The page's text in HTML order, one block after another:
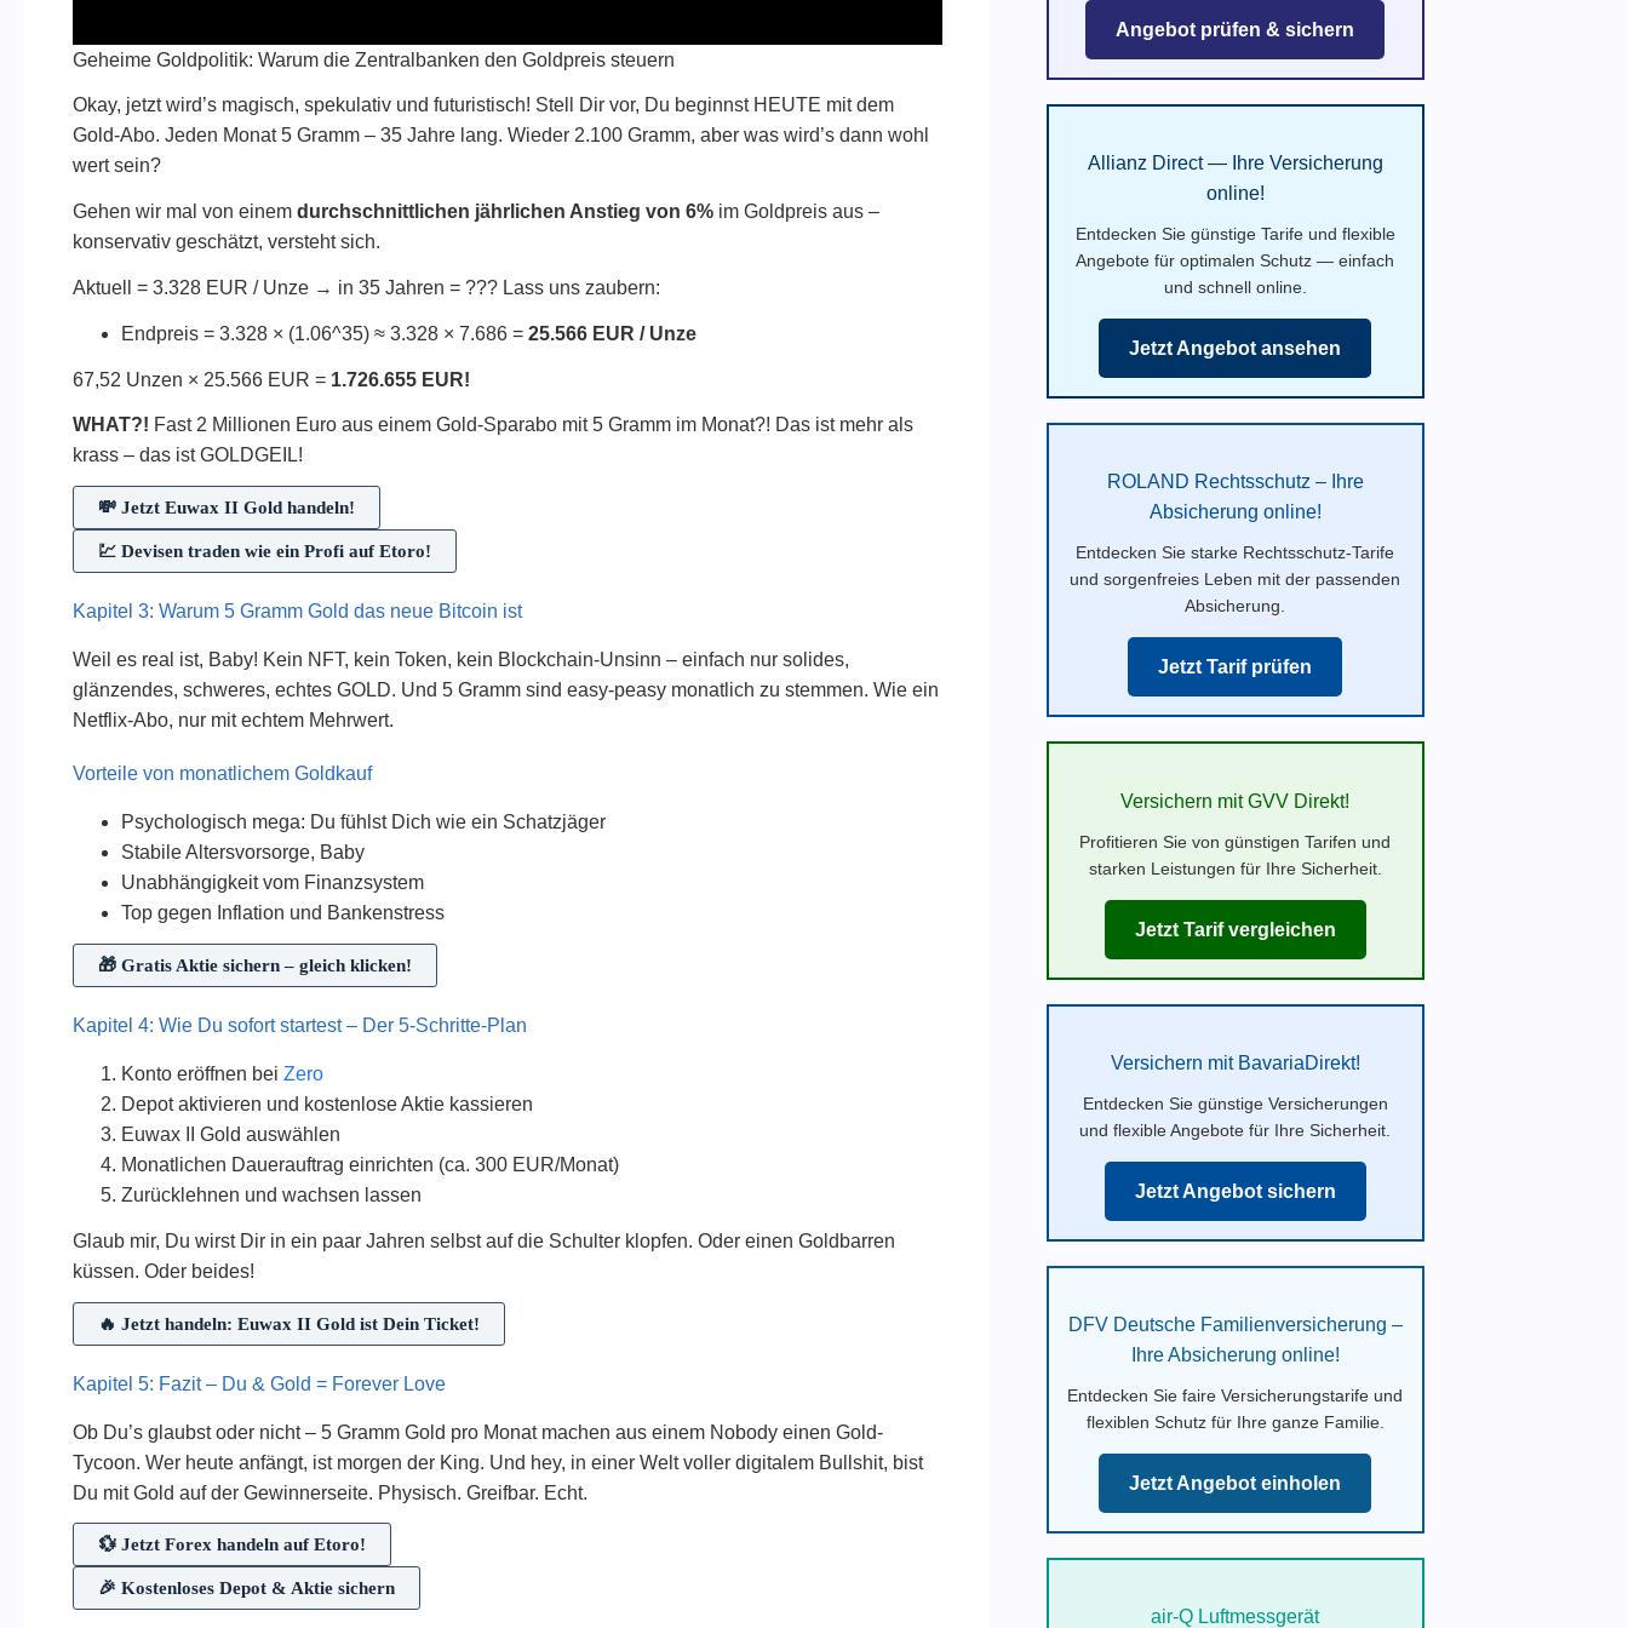
Geheime Goldpolitik: Warum die Zentralbanken den Goldpreis steuern
Okay, jetzt wird’s magisch, spekulativ und futuristisch! Stell Dir vor, Du beginnst HEUTE mit dem
Gold-Abo. Jeden Monat 5 Gramm – 35 Jahre lang. Wieder 2.100 Gramm, aber was wird’s dann wohl
wert sein?
Gehen wir mal von einem durchschnittlichen jährlichen Anstieg von 6% im Goldpreis aus –
konservativ geschätzt, versteht sich.
Aktuell = 3.328 EUR / Unze → in 35 Jahren = ??? Lass uns zaubern:
Endpreis = 3.328 × (1.06^35) ≈ 3.328 × 7.686 = 25.566 EUR / Unze
67,52 Unzen × 25.566 EUR = 1.726.655 EUR!
WHAT?! Fast 2 Millionen Euro aus einem Gold-Sparabo mit 5 Gramm im Monat?! Das ist mehr als
krass – das ist GOLDGEIL!
💸 Jetzt Euwax II Gold handeln!
💹 Devisen traden wie ein Profi auf Etoro!
Kapitel 3: Warum 5 Gramm Gold das neue Bitcoin ist
Weil es real ist, Baby! Kein NFT, kein Token, kein Blockchain-Unsinn – einfach nur solides,
glänzendes, schweres, echtes GOLD. Und 5 Gramm sind easy-peasy monatlich zu stemmen. Wie ein
Netflix-Abo, nur mit echtem Mehrwert.
Vorteile von monatlichem Goldkauf
Psychologisch mega: Du fühlst Dich wie ein Schatzjäger
Stabile Altersvorsorge, Baby
Unabhängigkeit vom Finanzsystem
Top gegen Inflation und Bankenstress
🎁 Gratis Aktie sichern – gleich klicken!
Kapitel 4: Wie Du sofort startest – Der 5-Schritte-Plan
Konto eröffnen bei Zero
Depot aktivieren und kostenlose Aktie kassieren
Euwax II Gold auswählen
Monatlichen Dauerauftrag einrichten (ca. 300 EUR/Monat)
Zurücklehnen und wachsen lassen
Glaub mir, Du wirst Dir in ein paar Jahren selbst auf die Schulter klopfen. Oder einen Goldbarren
küssen. Oder beides!
🔥 Jetzt handeln: Euwax II Gold ist Dein Ticket!
Kapitel 5: Fazit – Du & Gold = Forever Love
Ob Du’s glaubst oder nicht – 5 Gramm Gold pro Monat machen aus einem Nobody einen Gold-
Tycoon. Wer heute anfängt, ist morgen der King. Und hey, in einer Welt voller digitalem Bullshit, bist
Du mit Gold auf der Gewinnerseite. Physisch. Greifbar. Echt.
💱 Jetzt Forex handeln auf Etoro!
🎉 Kostenloses Depot & Aktie sichern
Angebot prüfen & sichern
Allianz Direct — Ihre Versicherung
online!
Entdecken Sie günstige Tarife und flexible
Angebote für optimalen Schutz — einfach
und schnell online.
Jetzt Angebot ansehen
ROLAND Rechtsschutz – Ihre
Absicherung online!
Entdecken Sie starke Rechtsschutz-Tarife
und sorgenfreies Leben mit der passenden
Absicherung.
Jetzt Tarif prüfen
Versichern mit GVV Direkt!
Profitieren Sie von günstigen Tarifen und
starken Leistungen für Ihre Sicherheit.
Jetzt Tarif vergleichen
Versichern mit BavariaDirekt!
Entdecken Sie günstige Versicherungen
und flexible Angebote für Ihre Sicherheit.
Jetzt Angebot sichern
DFV Deutsche Familienversicherung –
Ihre Absicherung online!
Entdecken Sie faire Versicherungstarife und
flexiblen Schutz für Ihre ganze Familie.
Jetzt Angebot einholen
air-Q Luftmessgerät